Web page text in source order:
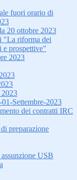
fuori orario di
20 ottobre 2023
"La riforma dei
e prospettive"
2023
Settembre-2023
dei contratti IRC
preparazione
USB